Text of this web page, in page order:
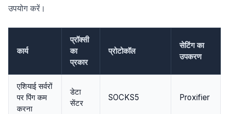
उपयोग करें।
कार्य
प्रॉक्सी
का
प्रकार
प्रोटोकॉल
सेटिंग का
उपकरण
एशियाई सर्वरों
पर पिंग कम
करना
डेटा
सेंटर
SOCKS5 Proxifier